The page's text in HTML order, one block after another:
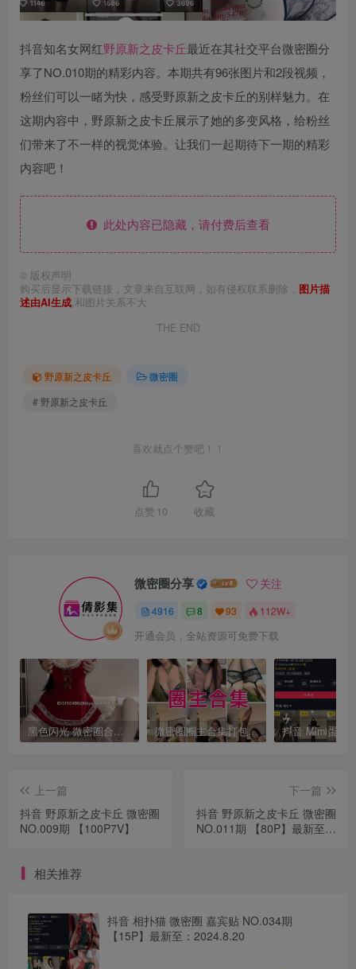
抖音知名女网红野原新之皮卡丘最近在其社交平台微密圈分
享了NO.010期的精彩内容。本期共有96张图片和2段视频，
粉丝们可以一睹为快，感受野原新之皮卡丘的别样魅力。在
这期内容中，野原新之皮卡丘展示了她的多变风格，给粉丝
们带来了不一样的视觉体验。让我们一起期待下一期的精彩
内容吧！
此处内容已隐藏，请付费后查看
© 版权声明
购买后显示下载链接，文章来自互联网，如有侵权联系删除， 图片描
述由AI生成,和图片关系不大
THE END
野原新之皮卡丘
微密圈
# 野原新之皮卡丘
喜欢就点个赞吧！！
点赞 10 收藏
微密圈分享 关注
4916 8 93 112W+
开通会员，全站资源可免费下载
黑色闪光 微密圈合集[持续更新] 微密圈圈主合集打包下载 持续更新中
上一篇
抖音 野原新之皮卡丘 微密圈
NO.009期 【100P7V】
下一篇
抖音 野原新之皮卡丘 微密圈
NO.011期 【80P】最新至：
相关推荐
抖音 相扑猫 微密圈 嘉宾贴 NO.034期
【15P】最新至：2024.8.20